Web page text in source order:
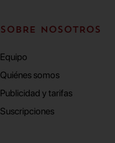
SOBRE NOSOTROS
Equipo
Quiénes somos
Publicidad y tarifas
Suscripciones